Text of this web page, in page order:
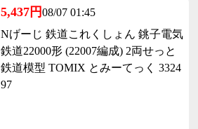
5,437円08/07 01:45
Nげーじ 鉄道これくしょん 銚子電気
鉄道22000形 (22007編成) 2両せっと
鉄道模型 TOMIX とみーてっく 3324
97